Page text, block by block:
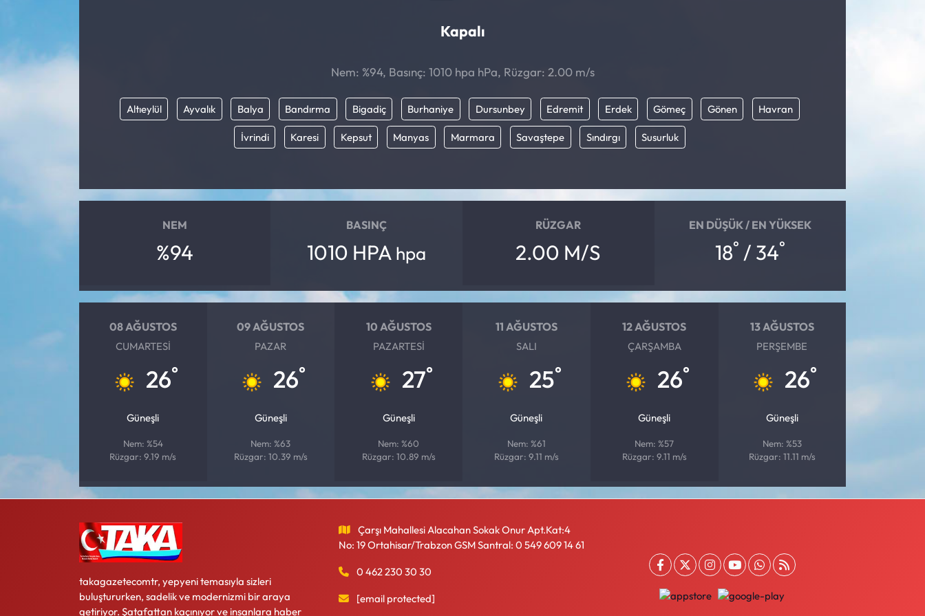
Kapalı
Nem: %94, Basınç: 1010 hpa hPa, Rüzgar: 2.00 m/s
Altıeylül Ayvalık Balya Bandırma Bigadiç Burhaniye Dursunbey Edremit Erdek Gömeç Gönen Havran
İvrindi Karesi Kepsut Manyas Marmara Savaştepe Sındırgı Susurluk
NEM
%94
BASINÇ
1010 HPA hpa
RÜZGAR
2.00 M/S
EN DÜŞÜK / EN YÜKSEK
18° / 34°
08 AĞUSTOS
CUMARTESI
26°
Güneşli
Nem: %54
Rüzgar: 9.19 m/s
09 AĞUSTOS
PAZAR
26°
Güneşli
Nem: %63
Rüzgar: 10.39 m/s
10 AĞUSTOS
PAZARTESI
27°
Güneşli
Nem: %60
Rüzgar: 10.89 m/s
11 AĞUSTOS
SALI
25°
Güneşli
Nem: %61
Rüzgar: 9.11 m/s
12 AĞUSTOS
ÇARŞAMBA
26°
Güneşli
Nem: %57
Rüzgar: 9.11 m/s
13 AĞUSTOS
PERŞEMBE
26°
Güneşli
Nem: %53
Rüzgar: 11.11 m/s
takagazetecomtr, yepyeni temasıyla sizleri
buluştururken, sadelik ve modernizmi bir araya
getiriyor. Şatafattan kaçınıyor ve insanlara haber
Çarşı Mahallesi Alacahan Sokak Onur Apt.Kat:4
No: 19 Ortahisar/Trabzon GSM Santral: 0 549 609 14 61
0 462 230 30 30
[email protected]
Röportaj
Mektup Galeri